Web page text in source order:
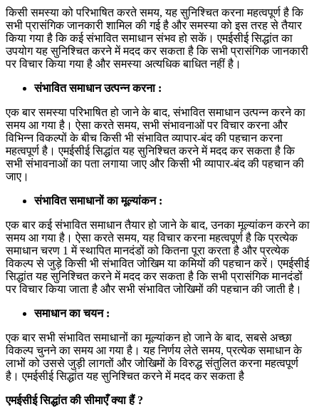
किसी समस्या को परिभाषित करते समय, यह सुनिश्चित करना महत्वपूर्ण है कि
सभी प्रासंगिक जानकारी शामिल की गई है और समस्या को इस तरह से तैयार
किया गया है कि कई संभावित समाधान संभव हो सकें। एमईसीई सिद्धांत का
उपयोग यह सुनिश्चित करने में मदद कर सकता है कि सभी प्रासंगिक जानकारी
पर विचार किया गया है और समस्या अत्यधिक बाधित नहीं है।
संभावित समाधान उत्पन्न करना :
एक बार समस्या परिभाषित हो जाने के बाद, संभावित समाधान उत्पन्न करने का
समय आ गया है। ऐसा करते समय, सभी संभावनाओं पर विचार करना और
विभिन्न विकल्पों के बीच किसी भी संभावित व्यापार-बंद की पहचान करना
महत्वपूर्ण है। एमईसीई सिद्धांत यह सुनिश्चित करने में मदद कर सकता है कि
सभी संभावनाओं का पता लगाया जाए और किसी भी व्यापार-बंद की पहचान की
जाए।
संभावित समाधानों का मूल्यांकन :
एक बार कई संभावित समाधान तैयार हो जाने के बाद, उनका मूल्यांकन करने का
समय आ गया है। ऐसा करते समय, यह विचार करना महत्वपूर्ण है कि प्रत्येक
समाधान चरण 1 में स्थापित मानदंडों को कितना पूरा करता है और प्रत्येक
विकल्प से जुड़े किसी भी संभावित जोखिम या कमियों की पहचान करें। एमईसीई
सिद्धांत यह सुनिश्चित करने में मदद कर सकता है कि सभी प्रासंगिक मानदंडों
पर विचार किया जाता है और सभी संभावित जोखिमों की पहचान की जाती है।
समाधान का चयन :
एक बार सभी संभावित समाधानों का मूल्यांकन हो जाने के बाद, सबसे अच्छा
विकल्प चुनने का समय आ गया है। यह निर्णय लेते समय, प्रत्येक समाधान के
लाभों को उससे जुड़ी लागतों और जोखिमों के विरुद्ध संतुलित करना महत्वपूर्ण
है। एमईसीई सिद्धांत यह सुनिश्चित करने में मदद कर सकता है
एमईसीई सिद्धांत की सीमाएँ क्या हैं ?